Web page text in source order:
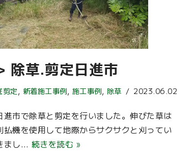
除草.剪定日進市
剪定, 新着施工事例, 施工事例, 除草 2023.06.02
進市で除草と剪定を行いました。伸びた草は
払機を使用して地際からサクサクと刈ってい
まし… 続きを読む »